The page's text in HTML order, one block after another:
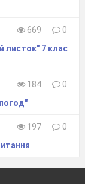
669
0
листок" 7 клас
184
0
197
0